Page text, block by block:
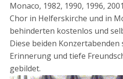
Monaco, 1982, 1990, 1996,
Chor in Helferskirche und in
behinderten kostenlos und
Diese beiden
Erinnerung und tiefe
gebildet.